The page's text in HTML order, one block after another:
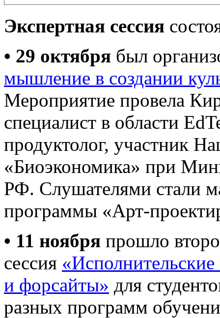
Экспертная сессия
• 29 октября был
мышление в создании
Мероприятие провела
специалист в области
продуктолог, участник
«Биоэкономика» при
РФ. Слушателями стали
программы «Арт-
• 11 ноября прошло
сессия «Исполнительские
и форсайты» для
разных программ